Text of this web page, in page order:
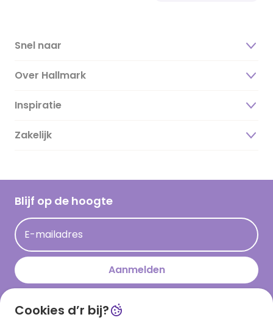
Snel naar
Over Hallmark
Over ons
Duurzaamheid
Hallmark Kaartclub
Acties
Persberichten
Hallmark en Kinderpostzegels
Inspiratie
Magazine
Cadeau inspiratie
Kaartinspiratie
Zakelijk
Blijf op de hoogte
E-mailadres
Aanmelden
Download onze app
Cookies d’r bij?